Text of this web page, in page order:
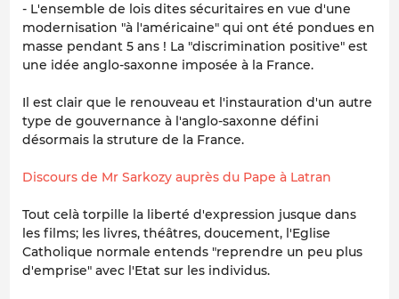
- L'ensemble de lois dites sécuritaires en vue d'une
modernisation "à l'américaine" qui ont été pondues en
masse pendant 5 ans ! La "discrimination positive" est
une idée anglo-saxonne imposée à la France.
Il est clair que le renouveau et l'instauration d'un autre
type de gouvernance à l'anglo-saxonne défini
désormais la struture de la France.
Discours de Mr Sarkozy auprès du Pape à Latran
Tout celà torpille la liberté d'expression jusque dans
les films; les livres, théâtres, doucement, l'Eglise
Catholique normale entends "reprendre un peu plus
d'emprise" avec l'Etat sur les individus.